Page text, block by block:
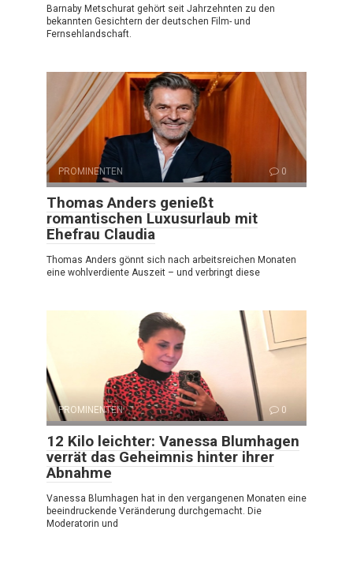
Barnaby Metschurat gehört seit Jahrzehnten zu den
bekannten Gesichtern der deutschen Film- und
Fernsehlandschaft.
PROMINENTEN 0
Thomas Anders genießt
romantischen Luxusurlaub mit
Ehefrau Claudia
Thomas Anders gönnt sich nach arbeitsreichen Monaten
eine wohlverdiente Auszeit – und verbringt diese
PROMINENTEN 0
12 Kilo leichter: Vanessa Blumhagen
verrät das Geheimnis hinter ihrer
Abnahme
Vanessa Blumhagen hat in den vergangenen Monaten eine
beeindruckende Veränderung durchgemacht. Die
Moderatorin und